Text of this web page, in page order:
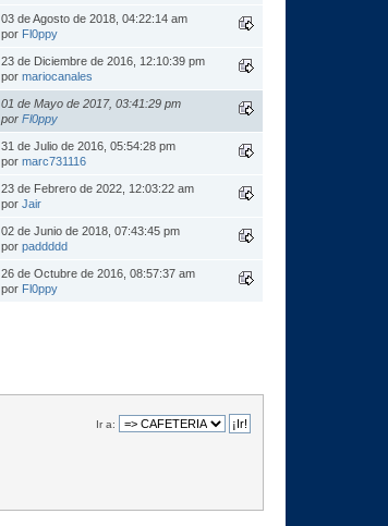
03 de Agosto de 2018, 04:22:14 am
por Fl0ppy
23 de Diciembre de 2016, 12:10:39 pm
pormariocanales
01 de Mayo de 2017, 03:41:29 pm
porFl0ppy
31 de Julio de 2016, 05:54:28 pm
pormarc731116
23 de Febrero de 2022, 12:03:22 am
porJair
02 de Junio de 2018, 07:43:45 pm
porpaddddd
26 de Octubre de 2016, 08:57:37 am
por Fl0ppy
Ir a: